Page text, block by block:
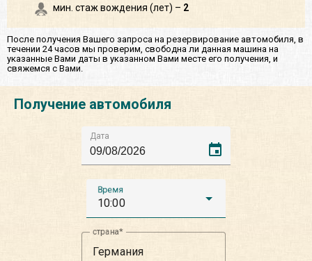
мин. стаж вождения (лет) – 2
После получения Вашего запроса на резервирование автомобиля, в
течении 24 часов мы проверим, свободна ли данная машина на
указанные Вами даты в указанном Вами месте его получения, и
свяжемся с Вами.
Получение автомобиля
Дата
event
Время
10:00
страна